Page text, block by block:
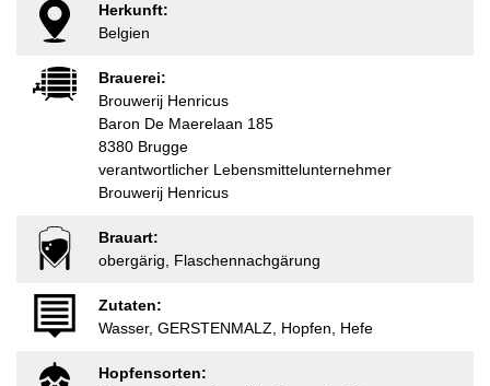
Herkunft:
Belgien
Brauerei:
Brouwerij Henricus
Baron De Maerelaan 185
8380 Brugge
verantwortlicher Lebensmittelunternehmer
Brouwerij Henricus
Brauart:
obergärig, Flaschennachgärung
Zutaten:
Wasser, GERSTENMALZ, Hopfen, Hefe
Hopfensorten: